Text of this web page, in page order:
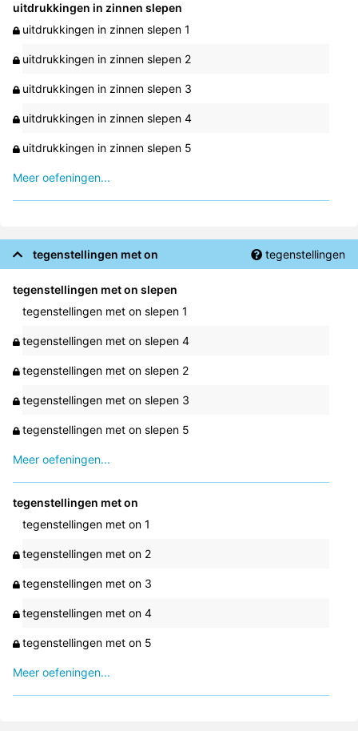
uitdrukkingen in zinnen slepen
uitdrukkingen in zinnen slepen 1
uitdrukkingen in zinnen slepen 2
uitdrukkingen in zinnen slepen 3
uitdrukkingen in zinnen slepen 4
uitdrukkingen in zinnen slepen 5
Meer oefeningen...
tegenstellingen met on tegenstellingen
tegenstellingen met on slepen
tegenstellingen met on slepen 1
tegenstellingen met on slepen 4
tegenstellingen met on slepen 2
tegenstellingen met on slepen 3
tegenstellingen met on slepen 5
Meer oefeningen...
tegenstellingen met on
tegenstellingen met on 1
tegenstellingen met on 2
tegenstellingen met on 3
tegenstellingen met on 4
tegenstellingen met on 5
Meer oefeningen...